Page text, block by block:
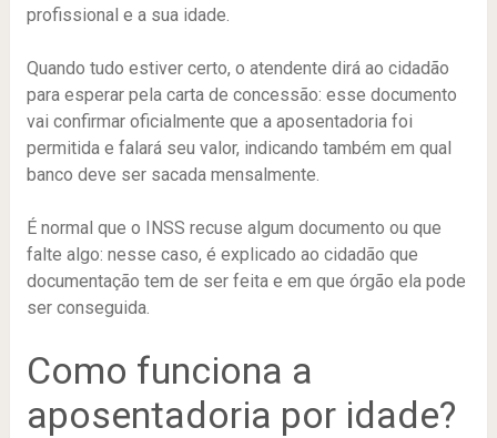
profissional e a sua idade.
Quando tudo estiver certo, o atendente dirá ao cidadão
para esperar pela carta de concessão: esse documento
vai confirmar oficialmente que a aposentadoria foi
permitida e falará seu valor, indicando também em qual
banco deve ser sacada mensalmente.
É normal que o INSS recuse algum documento ou que
falte algo: nesse caso, é explicado ao cidadão que
documentação tem de ser feita e em que órgão ela pode
ser conseguida.
Como funciona a
aposentadoria por idade?